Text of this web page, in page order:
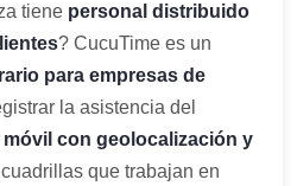
tiene personal distribuido
? CucuTime es un
para empresas de
la asistencia del
móvil con geolocalización y
que trabajan en